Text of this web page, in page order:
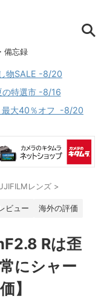
備忘録
物SALE -8/20
の特選市 -8/16
最大40％オフ -8/20
レンズ >
ビュー 海外の評価
Rは歪
にシャー
】